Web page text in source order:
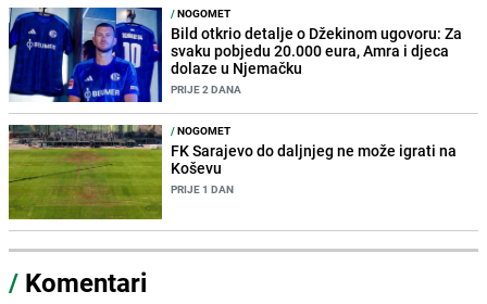
/NOGOMET
Bild otkrio detalje o Džekinom ugovoru: Za
svaku pobjedu 20.000 eura, Amra i djeca
dolaze u Njemačku
PRIJE 2 DANA
/NOGOMET
FK Sarajevo do daljnjeg ne može igrati na
Koševu
PRIJE 1 DAN
/ Komentari